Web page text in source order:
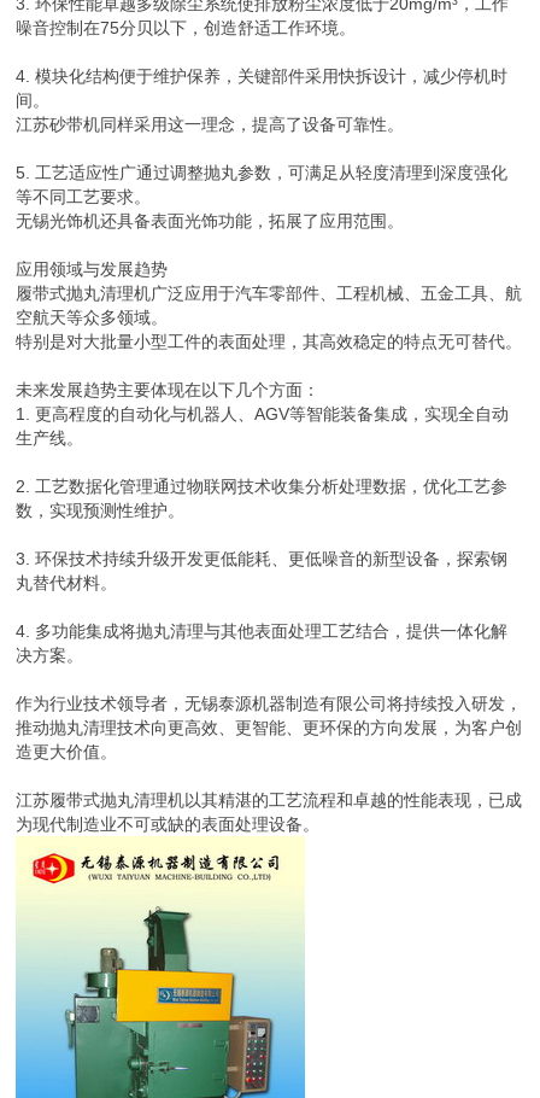
噪音控制在75分贝以下，创造舒适工作环境。
4. 模块化结构便于维护保养，关键部件采用快拆设计，减少停机时
间。
江苏砂带机同样采用这一理念，提高了设备可靠性。
5. 工艺适应性广通过调整抛丸参数，可满足从轻度清理到深度强化
等不同工艺要求。
无锡光饰机还具备表面光饰功能，拓展了应用范围。
应用领域与发展趋势
履带式抛丸清理机广泛应用于汽车零部件、工程机械、五金工具、航
空航天等众多领域。
特别是对大批量小型工件的表面处理，其高效稳定的特点无可替代。
未来发展趋势主要体现在以下几个方面：
1. 更高程度的自动化与机器人、AGV等智能装备集成，实现全自动
生产线。
2. 工艺数据化管理通过物联网技术收集分析处理数据，优化工艺参
数，实现预测性维护。
3. 环保技术持续升级开发更低能耗、更低噪音的新型设备，探索钢
丸替代材料。
4. 多功能集成将抛丸清理与其他表面处理工艺结合，提供一体化解
决方案。
作为行业技术领导者，无锡泰源机器制造有限公司将持续投入研发，
推动抛丸清理技术向更高效、更智能、更环保的方向发展，为客户创
造更大价值。
江苏履带式抛丸清理机以其精湛的工艺流程和卓越的性能表现，已成
为现代制造业不可或缺的表面处理设备。